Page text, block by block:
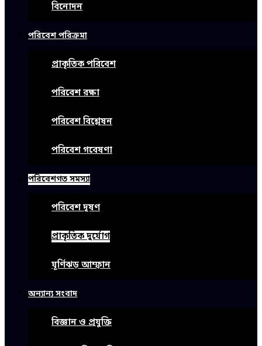
বিনোদন
পরিবেশ পরিক্রমা
প্রাকৃতিক পরিবেশ
পরিবেশ রক্ষা
পরিবেশ বিশ্লেষন
পরিবেশ গবেষণা
পরিবেশগত সমস্যা
পরিবেশ দূষণ
প্রাকৃতিক দুর্যোগ
ঘূর্ণিঝড় আম্ফান
অন্যান্য সংবাদ
বিজ্ঞান ও প্রযুক্তি